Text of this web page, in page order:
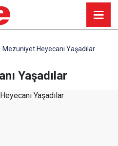
Mezuniyet Heyecanı Yaşadılar
Yaşadılar